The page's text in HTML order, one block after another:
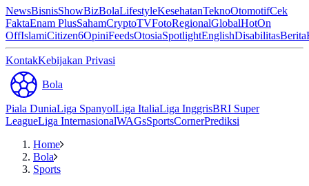
NewsBisnisShowBizBolaLifestyleKesehatanTeknoOtomotifCek
FaktaEnam PlusSahamCryptoTVFotoRegionalGlobalHotOn
OffIslamiCitizen6OpiniFeedsOtosiaSpotlightEnglishDisabilitasBerita
KontakKebijakan Privasi
Bola
Piala DuniaLiga SpanyolLiga ItaliaLiga InggrisBRI Super
LeagueLiga InternasionalWAGsSportsCornerPrediksi
Home
Bola
Sports